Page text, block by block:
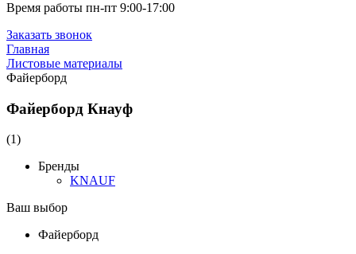
Время работы пн-пт 9:00-17:00
Заказать звонок
Главная
Листовые материалы
Файерборд
Файерборд Кнауф
(1)
Бренды
KNAUF
Ваш выбор
Файерборд